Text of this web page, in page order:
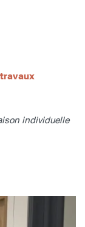
individuelle